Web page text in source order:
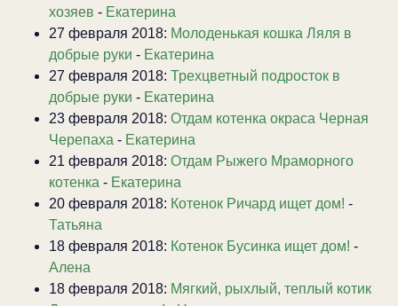
хозяев - Екатерина
27 февраля 2018: Молоденькая кошка Ляля в
добрые руки - Екатерина
27 февраля 2018: Трехцветный подросток в
добрые руки - Екатерина
23 февраля 2018: Отдам котенка окраса Черная
Черепаха - Екатерина
21 февраля 2018: Отдам Рыжего Мраморного
котенка - Екатерина
20 февраля 2018: Котенок Ричард ищет дом! -
Татьяна
18 февраля 2018: Котенок Бусинка ищет дом! -
Алена
18 февраля 2018: Мягкий, рыхлый, теплый котик